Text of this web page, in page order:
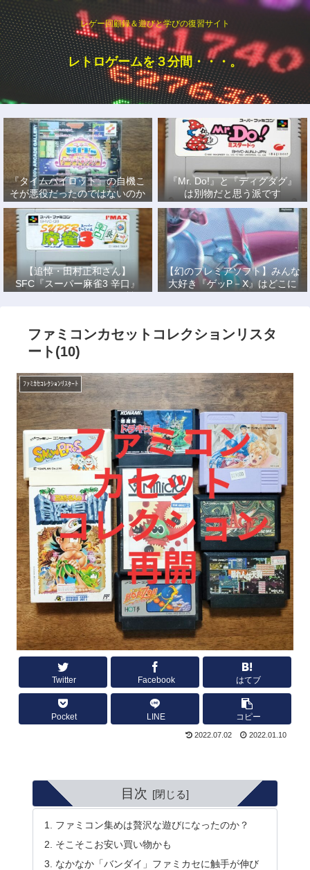
レゲー回顧録＆遊びと学びの復習サイト
レトロゲームを３分間・・・。
『タイムパイロット』の自機こ
そが悪役だったのではないのか
説
『Mr. Do!』と『ディグダグ』
は別物だと思う派です
【追悼・田村正和さん】
SFC『スーパー麻雀3 辛口』
で、あの名優になりきって戦っ
【幻のプレミアソフト】みんな
大好き『ゲッP－X』はどこに
もない！
ファミコンカセットコレクションリスタ
ート(10)
ﾌｧﾐｶｾｺﾚｸｼｮﾝﾘｽﾀｰﾄ
Twitter Facebook はてブ
Pocket LINE コピー
2022.07.02 2022.01.10
目次
ファミコン集めは贅沢な遊びになったのか？
そこそこお安い買い物かも
なかなか「バンダイ」ファミカセに触手が伸び